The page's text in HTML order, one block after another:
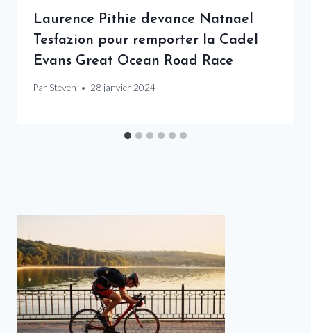
Laurence Pithie devance Natnael
Tesfazion pour remporter la Cadel
Evans Great Ocean Road Race
Par Steven 28 janvier 2024